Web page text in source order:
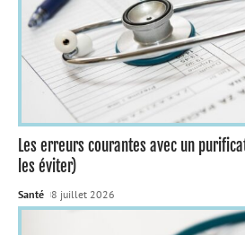
Les erreurs courantes avec un
les éviter)
Santé 8 juillet 2026